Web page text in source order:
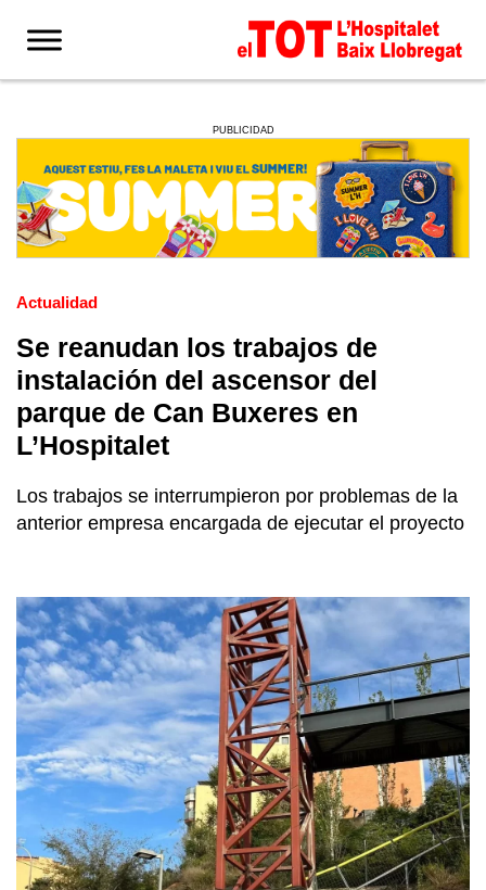
PUBLICIDAD
Actualidad
Se reanudan los trabajos de
instalación del ascensor del
parque de Can Buxeres en
L’Hospitalet
Los trabajos se interrumpieron por problemas de la
anterior empresa encargada de ejecutar el proyecto